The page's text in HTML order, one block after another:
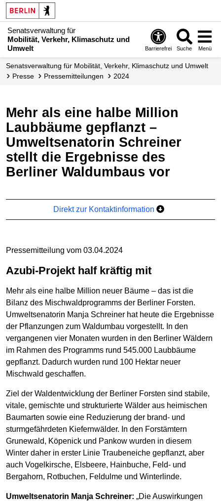
Senatsverwaltung für
Mobilität, Verkehr, Klimaschutz und
Umwelt
Barrierefrei Suche Menü
Senatsverwaltung für Mobilität, Verkehr, Klimaschutz und Umwelt
Presse
Presse­mitteilungen 2024
Mehr als eine halbe Million
Laubbäume gepflanzt –
Umweltsenatorin Schreiner
stellt die Ergebnisse des
Berliner Waldumbaus vor
Direkt zur Kontaktinformation
Pressemitteilung vom 03.04.2024
Azubi-Projekt half kräftig mit
Mehr als eine halbe Million neuer Bäume – das ist die
Bilanz des Mischwaldprogramms der Berliner Forsten.
Umweltsenatorin Manja Schreiner hat heute die Ergebnisse
der Pflanzungen zum Waldumbau vorgestellt. In den
vergangenen vier Monaten wurden in den Berliner Wäldern
im Rahmen des Programms rund 545.000 Laubbäume
gepflanzt. Dadurch wurden rund 100 Hektar neuer
Mischwald geschaffen.
Ziel der Waldentwicklung der Berliner Forsten sind stabile,
vitale, gemischte und strukturierte Wälder aus heimischen
Baumarten sowie eine Reduzierung der brand- und
sturmgefährdeten Kiefernwälder. In den Forstämtern
Grunewald, Köpenick und Pankow wurden in diesem
Winter daher in erster Linie Traubeneiche gepflanzt, aber
auch Vogelkirsche, Elsbeere, Hainbuche, Feld- und
Bergahorn, Rotbuchen, Feldulme und Winterlinde.
Umweltsenatorin Manja Schreiner: „Die Auswirkungen